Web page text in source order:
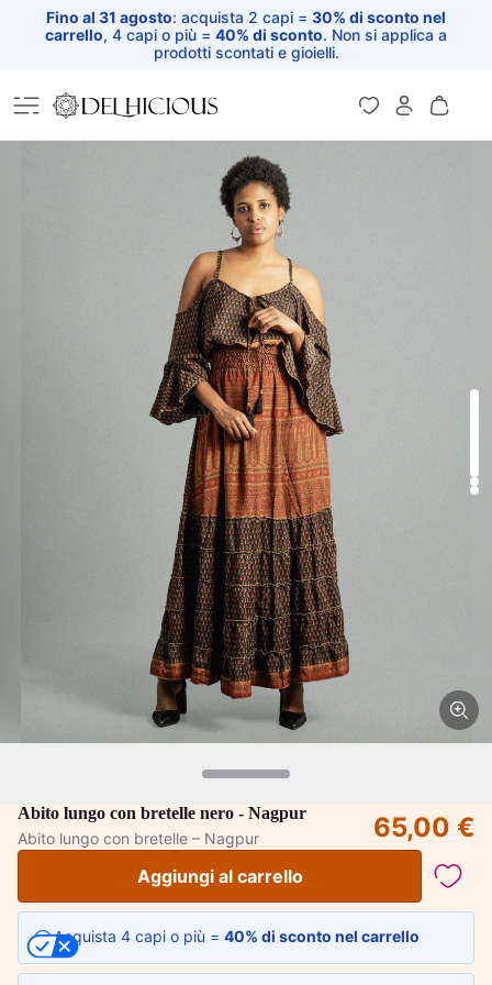
Fino al 31 agosto: acquista 2 capi = 30% di sconto nel
carrello, 4 capi o più = 40% di sconto. Non si applica a
prodotti scontati e gioielli.
Home
Abito lungo con bretelle nero - Nagpur
Abito lungo con bretelle – Nagpur
65,00 €
Aggiungi al carrello
Acquista 4 capi o più = 40% di sconto nel carrello